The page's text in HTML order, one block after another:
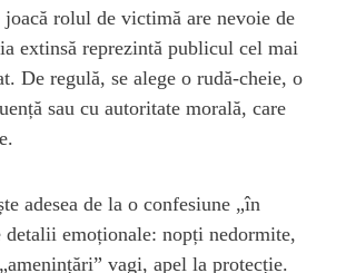
rolul de victimă are nevoie de
extinsă reprezintă publicul cel mai
De regulă, se alege o rudă-cheie, o
sau cu autoritate morală, care
adesea de la o confesiune „în
emoționale: nopți nedormite,
vagi, apel la protecție.